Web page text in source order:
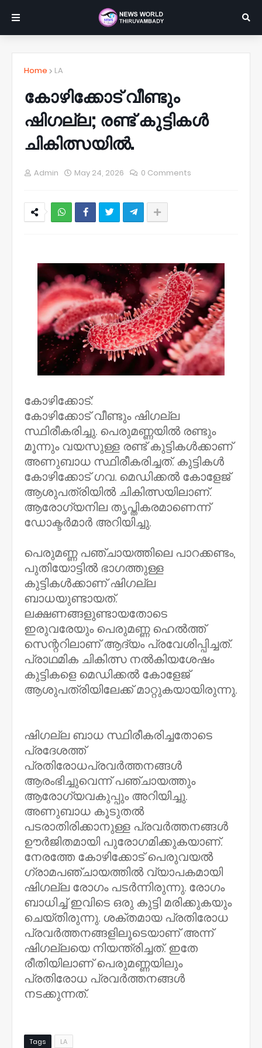
Home LA
കോഴിക്കോട് വീണ്ടും
ഷിഗല്ല; രണ്ട് കുട്ടികൾ
ചികിത്സയിൽ.
Admin May 24, 2026 0 Comments
കോഴിക്കോട്:
കോഴിക്കോട് വീണ്ടും ഷിഗല്ല
സ്ഥിരീകരിച്ചു. പെരുമണ്ണയിൽ രണ്ടും
മൂന്നും വയസുള്ള രണ്ട് കുട്ടികൾക്കാണ്
അണുബാധ സ്ഥിരീകരിച്ചത്. കുട്ടികൾ
കോഴിക്കോട് ഗവ. മെഡിക്കൽ കോളേജ്
ആശുപത്രിയിൽ ചികിത്സയിലാണ്.
ആരോഗ്യനില തൃപ്തികരമാണെന്ന്
ഡോക്ടർമാർ അറിയിച്ചു.
പെരുമണ്ണ പഞ്ചായത്തിലെ പാറക്കണ്ടം,
പുതിയോട്ടിൽ ഭാഗത്തുള്ള
കുട്ടികൾക്കാണ് ഷിഗല്ല
ബാധയുണ്ടായത്.
ലക്ഷണങ്ങളുണ്ടായതോടെ
ഇരുവരേയും പെരുമണ്ണ ഹെൽത്ത്
സെന്ററിലാണ് ആദ്യം പ്രവേശിപ്പിച്ചത്.
പ്രാഥമിക ചികിത്സ നൽകിയശേഷം
കുട്ടികളെ മെഡിക്കൽ കോളേജ്
ആശുപത്രിയിലേക്ക് മാറ്റുകയായിരുന്നു.
ഷിഗല്ല ബാധ സ്ഥിരീകരിച്ചതോടെ
പ്രദേശത്ത്
പ്രതിരോധപ്രവർത്തനങ്ങൾ
ആരംഭിച്ചുവെന്ന് പഞ്ചായത്തും
ആരോഗ്യവകുപ്പും അറിയിച്ചു.
അണുബാധ കൂടുതൽ
പടരാതിരിക്കാനുള്ള പ്രവർത്തനങ്ങൾ
ഊർജിതമായി പുരോഗമിക്കുകയാണ്.
നേരത്തേ കോഴിക്കോട് പെരുവയൽ
ഗ്രാമപഞ്ചായത്തിൽ വ്യാപകമായി
ഷിഗല്ല രോഗം പടർന്നിരുന്നു. രോഗം
ബാധിച്ച് ഇവിടെ ഒരു കുട്ടി മരിക്കുകയും
ചെയ്തിരുന്നു. ശക്തമായ പ്രതിരോധ
പ്രവർത്തനങ്ങളിലൂടെയാണ് അന്ന്
ഷിഗല്ലയെ നിയന്ത്രിച്ചത്. ഇതേ
രീതിയിലാണ് പെരുമണ്ണയിലും
പ്രതിരോധ പ്രവർത്തനങ്ങൾ
നടക്കുന്നത്.
Tags LA